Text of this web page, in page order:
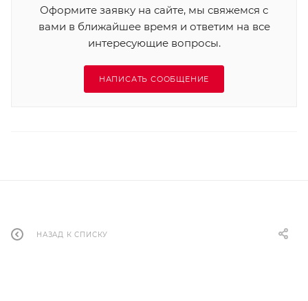
Оформите заявку на сайте, мы свяжемся с
вами в ближайшее время и ответим на все
интересующие вопросы.
НАПИСАТЬ СООБЩЕНИЕ
НАЗАД К СПИСКУ